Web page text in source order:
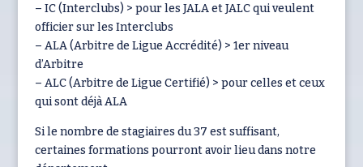
– IC (Interclubs) > pour les JALA et JALC qui veulent
officier sur les Interclubs
– ALA (Arbitre de Ligue Accrédité) > 1er niveau
d’Arbitre
– ALC (Arbitre de Ligue Certifié) > pour celles et ceux
qui sont déjà ALA
Si le nombre de stagiaires du 37 est suffisant,
certaines formations pourront avoir lieu dans notre